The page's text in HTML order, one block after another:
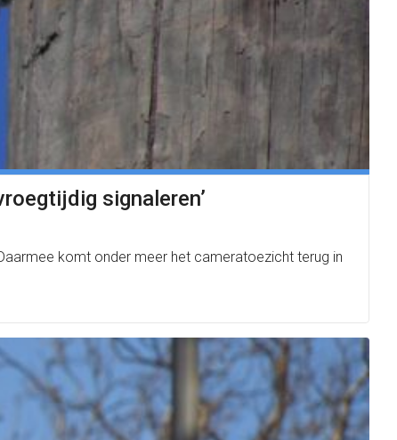
signaleren’
komt onder meer het cameratoezicht terug in